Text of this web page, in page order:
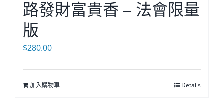
路發財富貴香 – 法會限量
版
$280.00
加入購物車 Details